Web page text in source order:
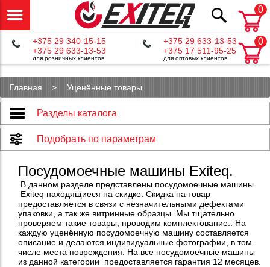
0
0
+375 29 340-15-15
+375 29 633-13-53
для розничных клиентов
+375 29 633-13-53
+375 17 511-95-25
для оптовых клиентов
Главная Уценённые товары
Разделы каталога
Подобрать по параметрам
Посудомоечные машины Exiteq.
В данном разделе представлены посудомоечные машины
Exiteq находящиеся на скидке. Скидка на товар
предоставляется в связи с незначительными дефектами
упаковки, а так же витринные образцы. Мы тщательно
проверяем такие товары, проводим комплектование.. На
каждую уценённую посудомоечную машину составляется
описание и делаются индивидуальные фотографии, в том
числе места повреждения. На все посудомоечные машины
из данной категории предоставляется гарантия 12 месяцев.